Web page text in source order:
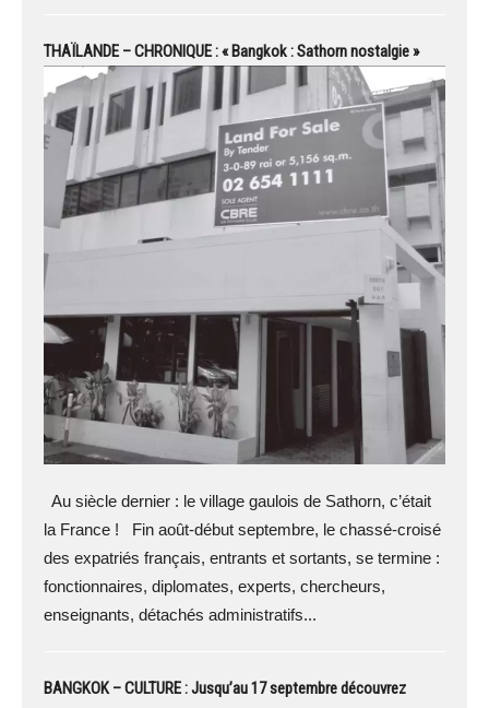
THAÏLANDE – CHRONIQUE : « Bangkok : Sathorn nostalgie »
Au siècle dernier : le village gaulois de Sathorn, c’était
la France ! Fin août-début septembre, le chassé-croisé
des expatriés français, entrants et sortants, se termine :
fonctionnaires, diplomates, experts, chercheurs,
enseignants, détachés administratifs...
BANGKOK – CULTURE : Jusqu’au 17 septembre découvrez